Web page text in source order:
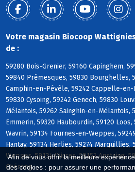
Afin de vous offrir la meilleure
des cookies : pour assurer une
Votre magasin Biocoop
de :
59280 Bois-Grenier, 59160 Capinghem,
59840 Prémesques, 59830 Bourghelles,
Camphin-en-Pévèle, 59242 Cappelle-en-
59830 Cysoing, 59242 Genech, 59830
Mélantois, 59262 Sainghin-en-Mélantois,
Emmerin, 59320 Haubourdin, 59120 Loos,
Wavrin, 59134 Fournes-en-Weppes,
Hantay, 59134 Herlies, 59274 Marquillies,
Weppes, 59134 Wicres, 59152 Anstaing,
Chéreng